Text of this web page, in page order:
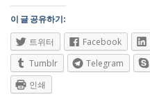
이 글 공유하기:
트위터 Facebook
Tumblr
Telegram
인쇄